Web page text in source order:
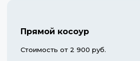
Прямой косоур
Стоимость от 2 900 руб.